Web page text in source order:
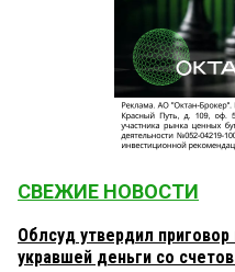
СВЕЖИЕ НОВОСТИ
Облсуд утвердил
укравшей деньги со